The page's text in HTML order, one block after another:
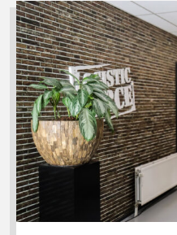
Lees
meer
over
Toekomstbestendige
logistiek
vraagt
om
slimme
processen
én
sterke
mensen